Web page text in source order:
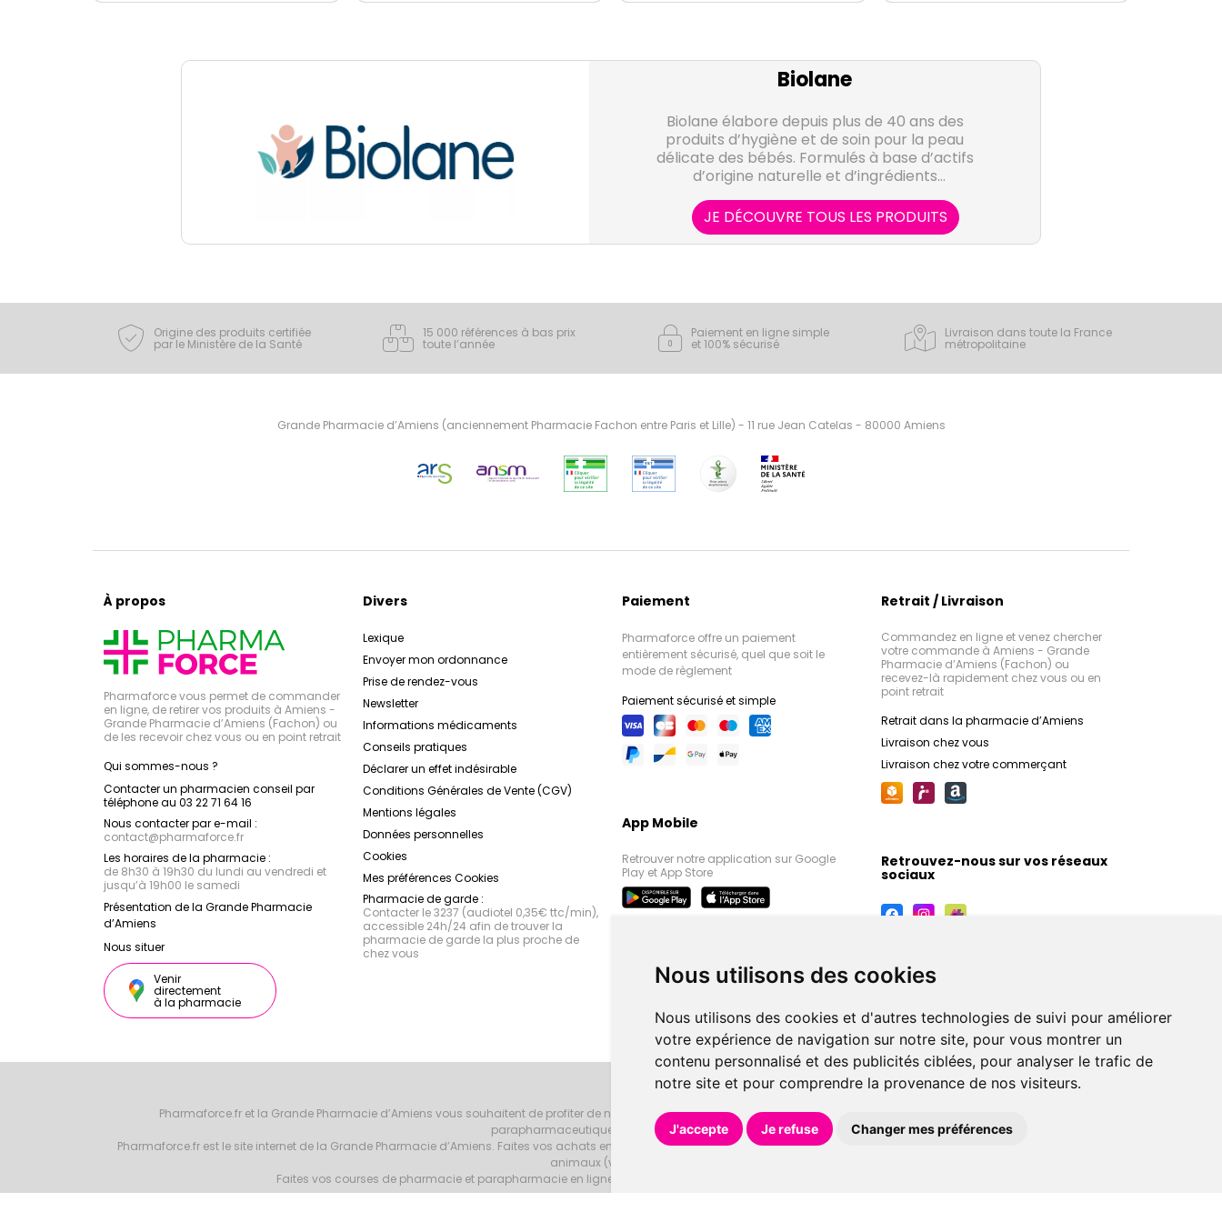
Nous utilisons des cookies
Nous utilisons des cookies et d'autres technologies de suivi pour améliorer
votre expérience de navigation sur notre site, pour vous montrer un
contenu personnalisé et des publicités ciblées, pour analyser le trafic de
notre site et pour comprendre la provenance de nos visiteurs.
J'accepte Je refuse Changer mes préférences
Biolane
Biolane élabore depuis plus de 40 ans des
produits d’hygiène et de soin pour la peau
délicate des bébés. Formulés à base d’actifs
d’origine naturelle et d’ingrédients
douceur, les produits Biolane sont en parfaite
affinité avec la peau délicate et sensible des
bébés. Utilisés en maternités et recommandés
premiers jours. Biolane accompagne également
les mamans pendant leur grossesse, avec des
produits spécialement.
JE DÉCOUVRE TOUS LES PRODUITS
Origine des produits certifiée
par le Ministère de la Santé
15 000 références à bas prix
toute l’année
Paiement en ligne simple
et 100% sécurisé
Livraison dans toute la France
métropolitaine
Grande Pharmacie d’Amiens (anciennement Pharmacie Fachon entre Paris et Lille) - 11 rue Jean Catelas - 80000 Amiens
À propos
Pharmaforce vous permet de commander
en ligne, de retirer vos produits à Amiens -
Grande Pharmacie d’Amiens (Fachon) ou
de les recevoir chez vous ou en point retrait
Qui sommes-nous ?
Contacter un pharmacien conseil par
téléphone au 03 22 71 64 16
Nous contacter par e-mail :
contact@pharmaforce.fr
Les horaires de la pharmacie :
de 8h30 à 19h30 du lundi au vendredi et
jusqu’à 19h00 le samedi
Présentation de la Grande Pharmacie
d’Amiens
Nous situer
Venir
directement
à la pharmacie
Divers
Lexique
Envoyer mon ordonnance
Prise de rendez-vous
Newsletter
Informations médicaments
Conseils pratiques
Déclarer un effet indésirable
Conditions Générales de Vente (CGV)
Mentions légales
Données personnelles
Cookies
Mes préférences Cookies
Pharmacie de garde :
Contacter le 3237 (audiotel 0,35€ ttc/min),
accessible 24h/24 afin de trouver la
pharmacie de garde la plus proche de
chez vous
Paiement
Pharmaforce offre un paiement
entièrement sécurisé, quel que soit le
mode de règlement
Paiement sécurisé et simple
App Mobile
Retrouver notre application sur Google
Play et App Store
Retrait / Livraison
Commandez en ligne et venez chercher
votre commande à Amiens - Grande
Pharmacie d’Amiens (Fachon) ou
recevez-là rapidement chez vous ou en
point retrait
Retrait dans la pharmacie d’Amiens
Livraison chez vous
Livraison chez votre commerçant
Retrouvez-nous sur vos réseaux
sociaux
Pharmaforce.fr et la Grande Pharmacie d’Amiens vous souhaitent de profiter de notre accueil, de nos conseils pharmaceutiques, orthopédiques, homéopathiques,
parapharmaceutiques, beauté et bien-être.
Pharmaforce.fr est le site internet de la Grande Pharmacie d’Amiens. Faites vos achats en ligne grâce à un choix de 20000 références en pharmacie, parapharmacie, diététique et
animaux (vétérinaire).
Faites vos courses de pharmacie et parapharmacie en ligne et venez les retirer au drive ou vous les faire livrer à domicile.